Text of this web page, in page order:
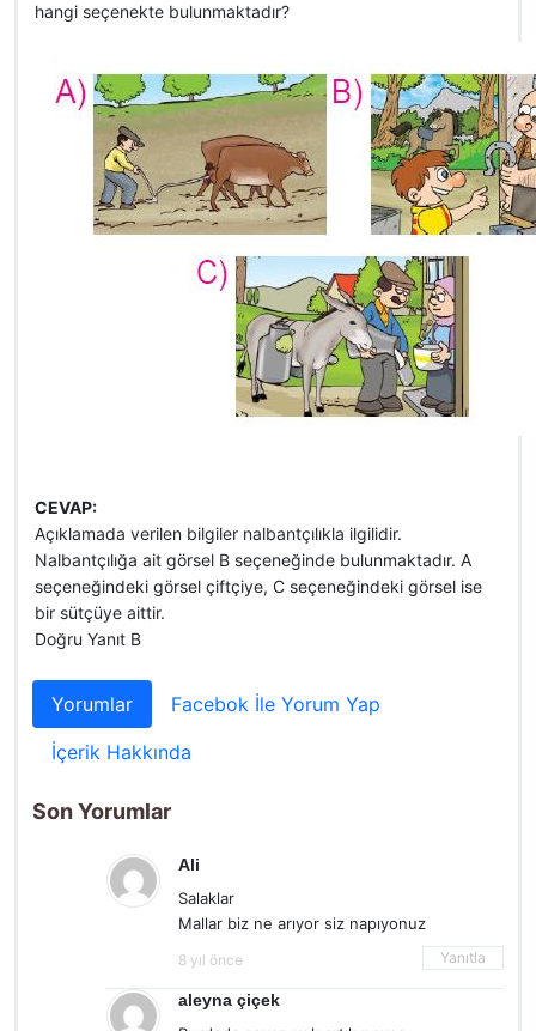
hangi seçenekte bulunmaktadır?
CEVAP:
Açıklamada verilen bilgiler nalbantçılıkla ilgilidir.
Nalbantçılığa ait görsel B seçeneğinde bulunmaktadır. A
seçeneğindeki görsel çiftçiye, C seçeneğindeki görsel ise
bir sütçüye aittir.
Doğru Yanıt B
Yorumlar
Facebok İle Yorum Yap
İçerik Hakkında
Son Yorumlar
Ali
Salaklar
Mallar biz ne arıyor siz napıyonuz
8 yıl önce Yanıtla
aleyna çiçek